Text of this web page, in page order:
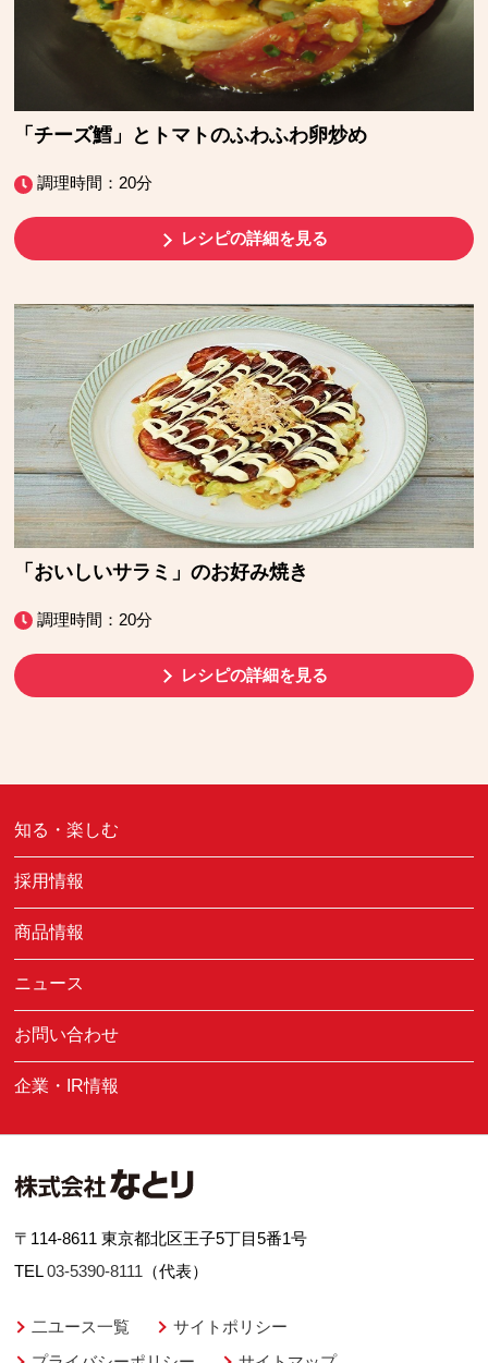
「チーズ鱈」とトマトのふわふわ卵炒め
調理時間：20分
レシピの詳細を見る
「おいしいサラミ」のお好み焼き
調理時間：20分
レシピの詳細を見る
知る・楽しむ
採用情報
商品情報
ニュース
お問い合わせ
企業・IR情報
〒114-8611 東京都北区王子5丁目5番1号
TEL03-5390-8111 （代表）
二ユース一覧
サイトポリシー